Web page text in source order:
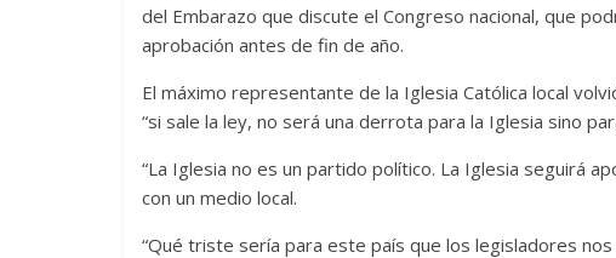
del Embarazo que discute el Congreso nacional, que
aprobación antes de fin de año.
El máximo representante de la Iglesia Católica local
“si sale la ley, no será una derrota para la Iglesia sino
“La Iglesia no es un partido político. La Iglesia seguirá
con un medio local.
“Qué triste sería para este país que los legisladores